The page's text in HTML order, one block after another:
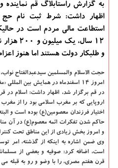
به گزارش راستابلاگ قم
اظهار داشت: شرط ثبت نام
استطاعت مالی مردم است در
۱۲ سال،
و طلبکار دولت هستند اما هنوز
حجت الاسلام والمسلمین سیدعبدالفتاح
امروز ۱۴ اسفندماه در همایش بین
در قم برگزار شد، اظهار داشت: اسلام در
اروپایی که بر مغرب اسلامی بود را از
اختیار فرزندان معصومین(ع) بوده است و
حاکم شدن تفکرات ائمه معصوم(ع) در آن
و امروز بخش زیادی از این مناطق تحت
وی ضمن اشاره به اینکه از گذشته، امر
است، اضافه کرد: صوفیه و بعضی از
قرن هفتم مصری، را با وضو و رو به قبله